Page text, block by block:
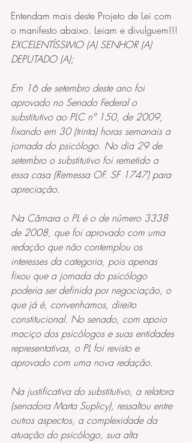
Entendam mais deste Projeto de Lei com
o manifesto abaixo. Leiam e divulguem!!!
EXCELENTÍSSIMO (A) SENHOR (A)
DEPUTADO (A);
Em 16 de setembro deste ano foi
aprovado no Senado Federal o
substitutivo ao PLC nº 150, de 2009,
fixando em 30 (trinta) horas semanais a
jornada do psicólogo. No dia 29 de
setembro o substitutivo foi remetido a
essa casa (Remessa OF. SF 1747) para
apreciação.
Na Câmara o PL é o de número 3338
de 2008, que foi aprovado com uma
redação que não contemplou os
interesses da categoria, pois apenas
fixou que a jornada do psicólogo
poderia ser definida por negociação, o
que já é, convenhamos, direito
constitucional. No senado, com apoio
maciço dos psicólogos e suas entidades
representativas, o PL foi revisto e
aprovado com uma nova redação.
Na justificativa do substitutivo, a relatora
(senadora Marta Suplicy), ressaltou entre
outros aspectos, a complexidade da
atuação do psicólogo, sua alta